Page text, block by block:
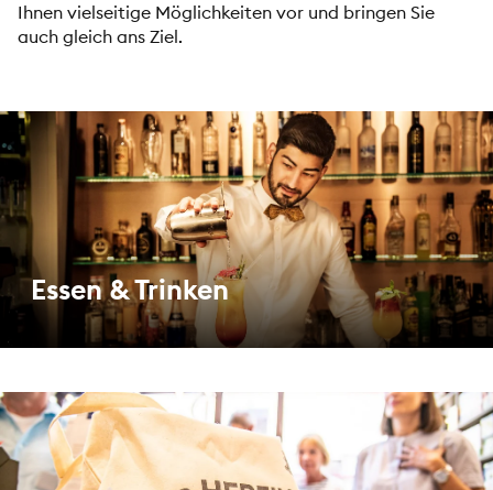
Ihnen vielseitige Möglichkeiten vor und bringen Sie
auch gleich ans Ziel.
Essen & Trinken